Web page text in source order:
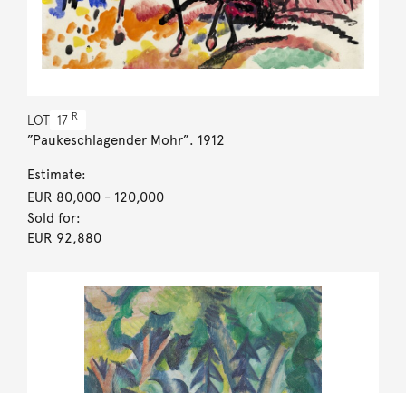
LOT 17 R
”Paukeschlagender Mohr”. 1912
Estimate:
EUR 80,000- 120,000
Sold for:
EUR 92,880